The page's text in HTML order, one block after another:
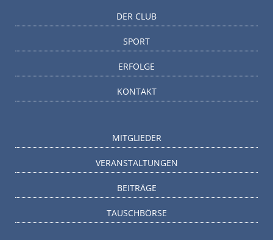
DER CLUB
SPORT
ERFOLGE
KONTAKT
MITGLIEDER
VERANSTALTUNGEN
BEITRÄGE
TAUSCHBÖRSE